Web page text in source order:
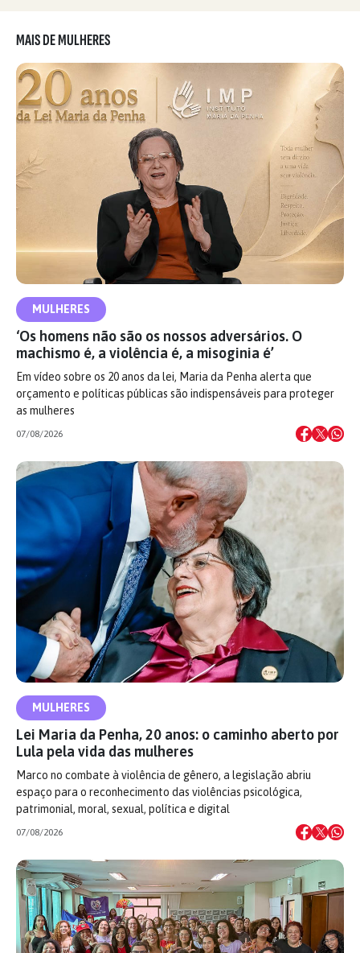
MAIS DE MULHERES
MULHERES
‘Os homens não são os nossos adversários. O
machismo é, a violência é, a misoginia é’
Em vídeo sobre os 20 anos da lei, Maria da Penha alerta que
orçamento e políticas públicas são indispensáveis para proteger
as mulheres
07/08/2026
MULHERES
Lei Maria da Penha, 20 anos: o caminho aberto por
Lula pela vida das mulheres
Marco no combate à violência de gênero, a legislação abriu
espaço para o reconhecimento das violências psicológica,
patrimonial, moral, sexual, política e digital
07/08/2026